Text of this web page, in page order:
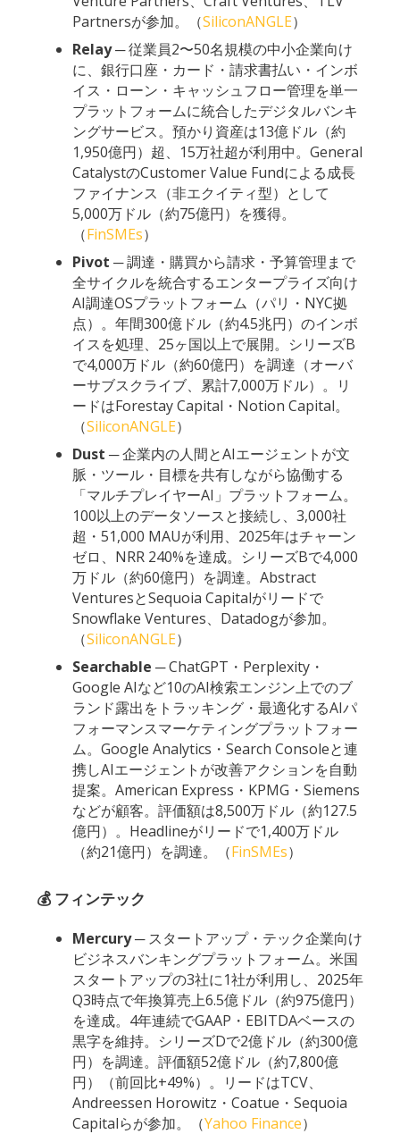
Partnersが参加。（SiliconANGLE）
Relay─ 従業員2〜50名規模の中小企業向け
に、銀行口座・カード・請求書払い・インボ
イス・ローン・キャッシュフロー管理を単一
プラットフォームに統合したデジタルバンキ
ングサービス。預かり資産は13億ドル（約
1,950億円）超、15万社超が利用中。General
CatalystのCustomer Value Fundによる成長
ファイナンス（非エクイティ型）として
5,000万ドル（約75億円）を獲得。
（FinSMEs）
Pivot ─ 調達・購買から請求・予算管理まで
全サイクルを統合するエンタープライズ向け
AI調達OSプラットフォーム（パリ・NYC拠
点）。年間300億ドル（約4.5兆円）のインボ
イスを処理、25ヶ国以上で展開。シリーズB
で4,000万ドル（約60億円）を調達（オーバ
ーサブスクライブ、累計7,000万ドル）。リ
ードはForestay Capital・Notion Capital。
（SiliconANGLE）
Dust ─ 企業内の人間とAIエージェントが文
脈・ツール・目標を共有しながら協働する
「マルチプレイヤーAI」プラットフォーム。
100以上のデータソースと接続し、3,000社
超・51,000 MAUが利用、2025年はチャーン
ゼロ、NRR 240%を達成。シリーズBで4,000
万ドル（約60億円）を調達。Abstract
VenturesとSequoia Capitalがリードで
Snowflake Ventures、Datadogが参加。
（SiliconANGLE）
Searchable ─ ChatGPT・Perplexity・
Google AIなど10のAI検索エンジン上でのブ
ランド露出をトラッキング・最適化するAIパ
フォーマンスマーケティングプラットフォー
ム。Google Analytics・Search Consoleと連
携しAIエージェントが改善アクションを自動
提案。American Express・KPMG・Siemens
などが顧客。評価額は8,500万ドル（約127.5
億円）。Headlineがリードで1,400万ドル
（約21億円）を調達。（FinSMEs）
💰 フィンテック
Mercury─ スタートアップ・テック企業向け
ビジネスバンキングプラットフォーム。米国
スタートアップの3社に1社が利用し、2025年
Q3時点で年換算売上6.5億ドル（約975億円）
を達成。4年連続でGAAP・EBITDAベースの
黒字を維持。シリーズDで2億ドル（約300億
円）を調達。評価額52億ドル（約7,800億
円）（前回比+49%）。リードはTCV、
Andreessen Horowitz・Coatue・Sequoia
Capitalらが参加。（Yahoo Finance）